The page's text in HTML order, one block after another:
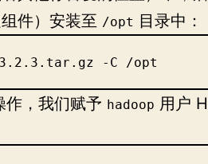
件）安装至 /opt 目录中：
-C /opt
作，我们赋予 hadoop 用户